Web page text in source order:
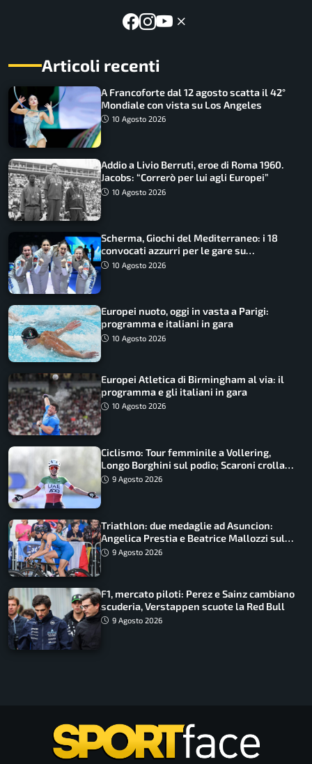
Articoli recenti
A Francoforte dal 12 agosto scatta il 42°
Mondiale con vista su Los Angeles
10 Agosto 2026
Addio a Livio Berruti, eroe di Roma 1960.
Jacobs: “Correrò per lui agli Europei”
10 Agosto 2026
Scherma, Giochi del Mediterraneo: i 18
convocati azzurri per le gare su
SportFaceTV
10 Agosto 2026
Europei nuoto, oggi in vasta a Parigi:
programma e italiani in gara
10 Agosto 2026
Europei Atletica di Birmingham al via: il
programma e gli italiani in gara
10 Agosto 2026
Ciclismo: Tour femminile a Vollering,
Longo Borghini sul podio; Scaroni crolla
in Polonia
9 Agosto 2026
Triathlon: due medaglie ad Asuncion:
Angelica Prestia e Beatrice Mallozzi sul
podio
9 Agosto 2026
F1, mercato piloti: Perez e Sainz cambiano
scuderia, Verstappen scuote la Red Bull
9 Agosto 2026